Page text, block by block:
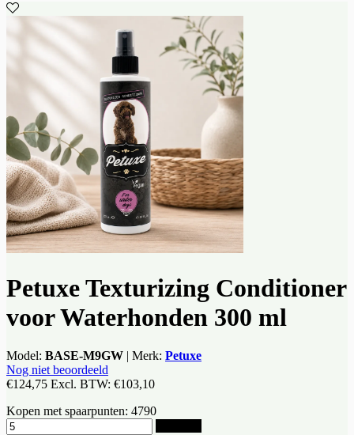
Petuxe Texturizing Conditioner
voor Waterhonden 300 ml
Model: BASE-M9GW | Merk: Petuxe
Nog niet beoordeeld
€124,75 Excl. BTW: €103,10
Kopen met spaarpunten: 4790